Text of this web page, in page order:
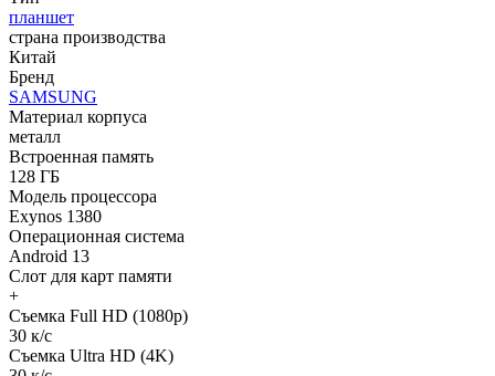
планшет
страна производства
Китай
Бренд
SAMSUNG
Материал корпуса
металл
Встроенная память
128 ГБ
Модель процессора
Exynos 1380
Операционная система
Android 13
Слот для карт памяти
+
Съемка Full HD (1080p)
30 к/с
Съемка Ultra HD (4K)